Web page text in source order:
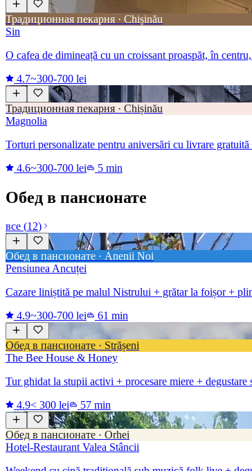
Традиционная пекарня · Chișinău
Sin
O cafea de dimineață cu un croissant proaspăt, în
4.7~300-700 lei
Традиционная пекарня · Chișinău
Magnolia
Torturi personalizate pentru aniversări cu livrare
4.6~300-700 lei 5 min
Обед в пансионате
все (12)
Обед в пансионате · Anenii Noi
Pensiunea Ancuței
Cazare liniștită pe malul Nistrului + grătar la foișor +
4.9~300-700 lei 61 min
Обед в пансионате · Strășeni
The Bee House & Honey
Tur ghidat la stupii activi + procesare miere +
4.9< 300 lei 57 min
Обед в пансионате · Orhei
Hotel-Restaurant Valea Stâncii